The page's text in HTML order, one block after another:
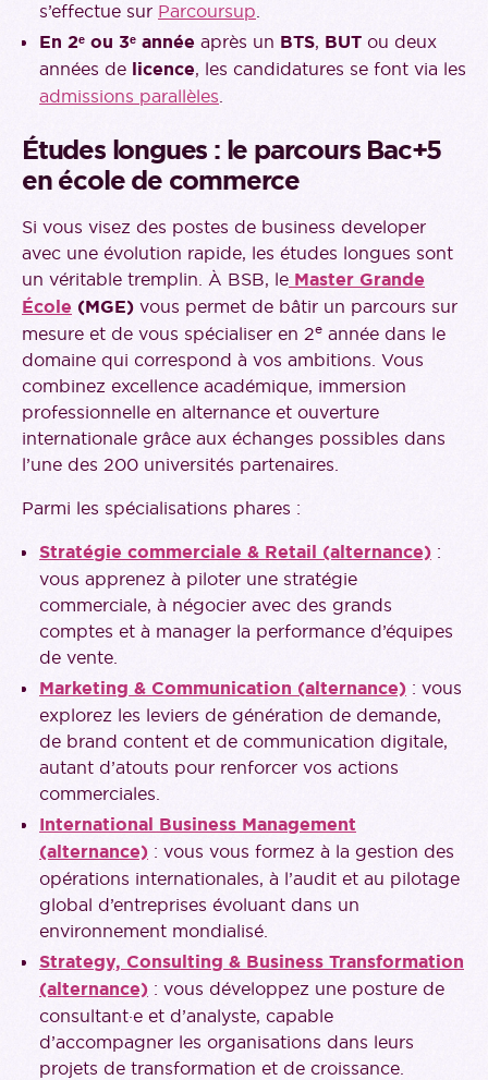
s’effectue sur Parcoursup
En 2ᵉ ou 3ᵉ année après un BTS, BUT ou deux
années de licence, les candidatures se font via les
admissions parallèles
Études longues : le parcours Bac+5
en école de commerce
Si vous visez des postes de business developer
avec une évolution rapide, les études longues sont
un véritable tremplin. À BSB, le Master Grande
École (MGE) vous permet de bâtir un parcours sur
mesure et de vous spécialiser en 2e année dans le
domaine qui correspond à vos ambitions. Vous
combinez excellence académique, immersion
professionnelle en alternance et ouverture
internationale grâce aux échanges possibles dans
l’une des 200 universités partenaires.
Parmi les spécialisations phares :
Stratégie commerciale & Retail (alternance) :
vous apprenez à piloter une stratégie
commerciale, à négocier avec des grands
comptes et à manager la performance d’équipes
de vente.
Marketing & Communication (alternance) : vous
explorez les leviers de génération de demande,
de brand content et de communication digitale,
autant d’atouts pour renforcer vos actions
commerciales.
International Business Management
(alternance) : vous vous formez à la gestion des
opérations internationales, à l’audit et au pilotage
global d’entreprises évoluant dans un
environnement mondialisé.
Strategy, Consulting & Business Transformation
(alternance) : vous développez une posture de
consultant·e et d’analyste, capable
d’accompagner les organisations dans leurs
projets de transformation et de croissance.